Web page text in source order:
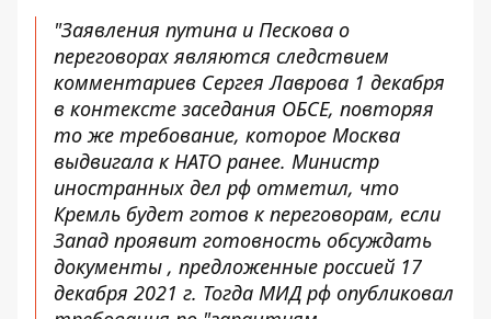
"Заявления путина и Пескова о
переговорах являются следствием
комментариев Сергея Лаврова 1 декабря
в контексте заседания ОБСЕ, повторяя
то же требование, которое Москва
выдвигала к НАТО ранее. Министр
иностранных дел рф отметил, что
Кремль будет готов к переговорам, если
Запад проявит готовность обсуждать
документы , предложенные россией 17
декабря 2021 г. Тогда МИД рф опубликовал